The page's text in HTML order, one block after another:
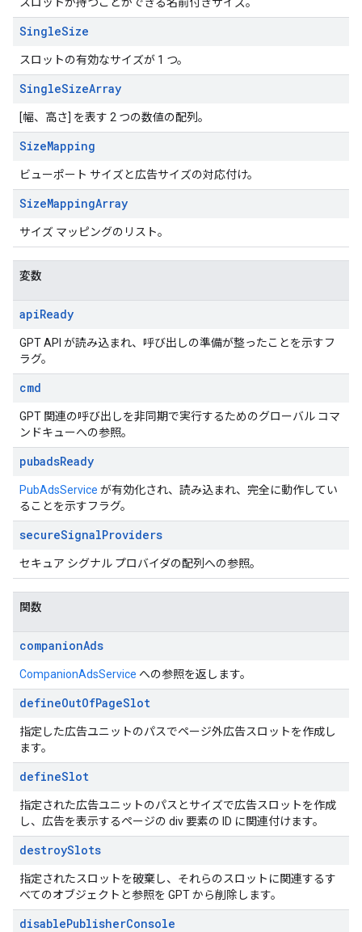
SingleSize
スロットの有効なサイズが 1 つ。
SingleSizeArray
[幅、高さ] を表す 2 つの数値の配列。
SizeMapping
ビューポート サイズと広告サイズの対応付け。
SizeMappingArray
サイズ マッピングのリスト。
変数
apiReady
GPT API が読み込まれ、呼び出しの準備が整ったことを示すフ
ラグ。
cmd
GPT 関連の呼び出しを非同期で実行するためのグローバル コマ
ンドキューへの参照。
pubadsReady
PubAdsService が有効化され、読み込まれ、完全に動作してい
ることを示すフラグ。
secureSignalProviders
セキュア シグナル プロバイダの配列への参照。
関数
companionAds
CompanionAdsService への参照を返します。
defineOutOfPageSlot
指定した広告ユニットのパスでページ外広告スロットを作成し
ます。
defineSlot
指定された広告ユニットのパスとサイズで広告スロットを作成
し、広告を表示するページの div 要素の ID に関連付けます。
destroySlots
指定されたスロットを破棄し、それらのスロットに関連するす
べてのオブジェクトと参照を GPT から削除します。
disablePublisherConsole